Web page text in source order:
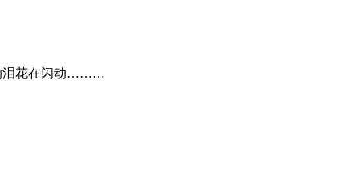
泪花在闪动………